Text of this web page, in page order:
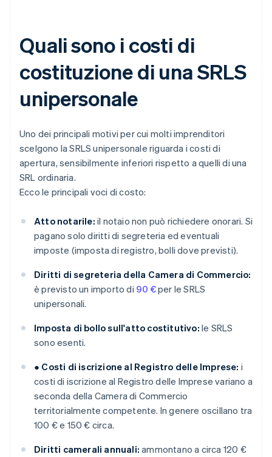
Quali sono i costi di
costituzione di una SRLS
unipersonale
Uno dei principali motivi per cui molti imprenditori
scelgono la SRLS unipersonale riguarda i costi di
apertura, sensibilmente inferiori rispetto a quelli di una
SRL ordinaria.
Ecco le principali voci di costo:
Atto notarile: il notaio non può richiedere onorari. Si
pagano solo diritti di segreteria ed eventuali
imposte (imposta di registro, bolli dove previsti).
Diritti di segreteria della Camera di Commercio:
è previsto un importo di 90 €per le SRLS
unipersonali.
Imposta di bollo sull'atto costitutivo: le SRLS
sono esenti.
● Costi di iscrizione al Registro delle Imprese: i
costi di iscrizione al Registro delle Imprese variano a
seconda della Camera di Commercio
territorialmente competente. In genere oscillano tra
100 € e 150 € circa.
Diritti camerali annuali: ammontano a circa 120 €